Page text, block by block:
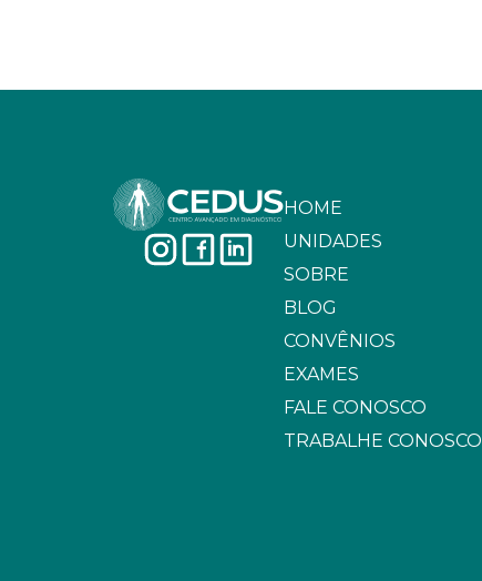
HOME
UNIDADES
SOBRE
BLOG
CONVÊNIOS
EXAMES
FALE CONOSCO
TRABALHE CONOSCO